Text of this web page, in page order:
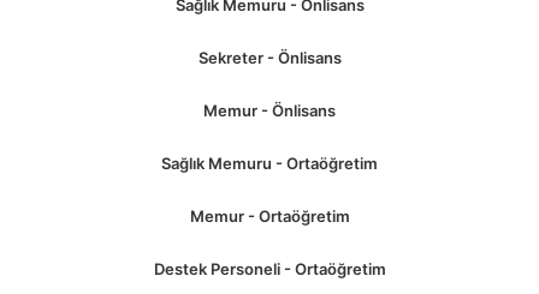
Sağlık Memuru - Önlisans
Sekreter - Önlisans
Memur - Önlisans
Sağlık Memuru - Ortaöğretim
Memur - Ortaöğretim
Destek Personeli - Ortaöğretim